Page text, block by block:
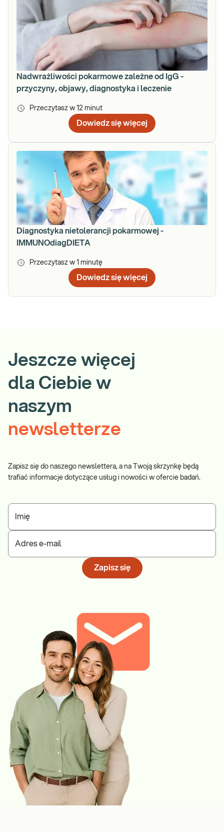
Nadwrażliwości pokarmowe zależne od IgG -
przyczyny, objawy, diagnostyka i leczenie
Przeczytasz w 12 minut
Dowiedz się więcej
Diagnostyka nietolerancji pokarmowej -
IMMUNOdiagDIETA
Przeczytasz w 1 minutę
Dowiedz się więcej
Jeszcze więcej
dla Ciebie w
naszym
newsletterze
Zapisz się do naszego newslettera, a na Twoją skrzynkę będą
trafiać informacje dotyczące usług i nowości w ofercie badań.
Imię
Adres e-mail
Zapisz się